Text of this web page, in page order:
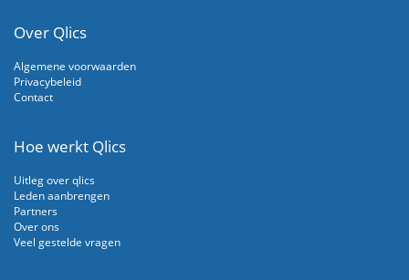
Over Qlics
Algemene voorwaarden
Privacybeleid
Contact
Hoe werkt Qlics
Uitleg over qlics
Leden aanbrengen
Partners
Over ons
Veel gestelde vragen